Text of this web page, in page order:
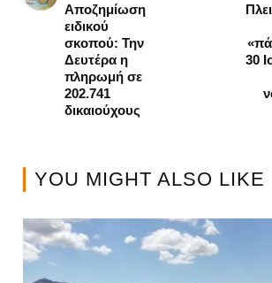
Αποζημίωση
ειδικού
σκοπού: Την
Δευτέρα η
πληρωμή σε
202.741
δικαιούχους
30
YOU MIGHT ALSO LIKE